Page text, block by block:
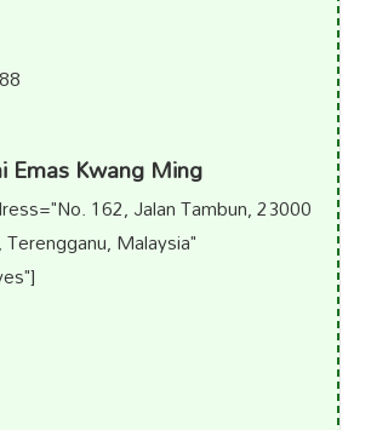
Emas Kwang Ming
162, Jalan Tambun, 23000
Malaysia"